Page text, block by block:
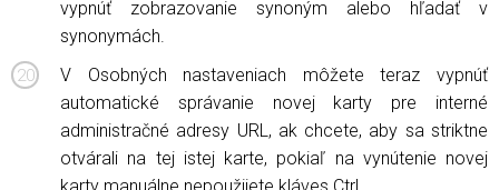
vypnúť zobrazovanie synoným alebo hľadať v
synonymách.
V Osobných nastaveniach môžete teraz vypnúť
automatické správanie novej karty pre interné
administračné adresy URL, ak chcete, aby sa striktne
otvárali na tej istej karte, pokiaľ na vynútenie novej